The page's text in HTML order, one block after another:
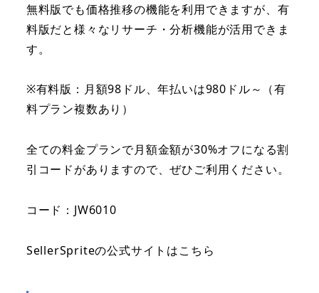
無料版でも価格推移の機能を利用できますが、有
料版だと様々なリサーチ・分析機能が活用できま
す。
※有料版：月額98ドル、年払いは980ドル～（有
料プラン複数あり）
全ての料金プランで月額金額が30%オフになる割
引コードがありますので、ぜひご利用ください。
コード：JW6010
SellerSpriteの公式サイトはこちら